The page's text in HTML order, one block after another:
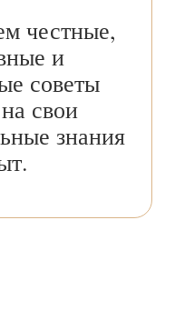
честные,
и
советы
свои
знания